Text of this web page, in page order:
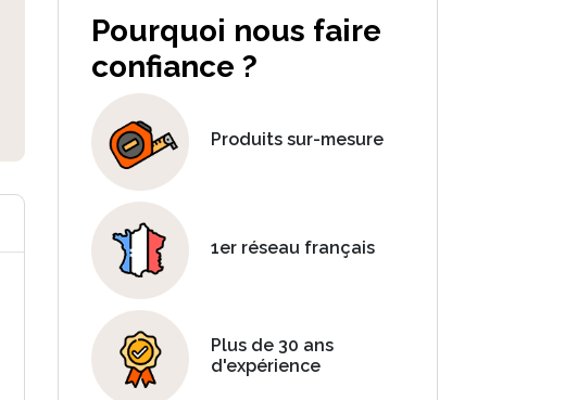
Pourquoi nous faire
confiance ?
Produits sur-mesure
1er réseau français
Plus de 30 ans
d'expérience